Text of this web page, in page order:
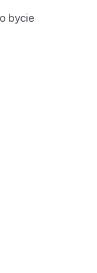
bycie